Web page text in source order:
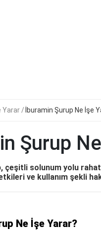
Yarar İburamin Şurup Ne İşe
Şurup
çeşitli solunum yolu
ve kullanım şekli
Ne İşe Yarar?